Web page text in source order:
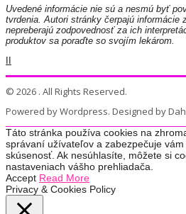
Uvedené informácie nie sú a nesmú byť
tvrdenia. Autori stránky čerpajú informácie
nepreberajú zodpovednosť za ich
produktov sa poraďte so svojím lekárom.
© 2026 . All Rights Reserved.
Powered by Wordpress. Designed by
Táto stránka používa cookies na
správaní užívateľov a zabezpečuje
skúsenosť. Ak nesúhlasíte, môžete si
nastaveniach vášho prehliadača.
Accept Read More
Privacy & Cookies Policy